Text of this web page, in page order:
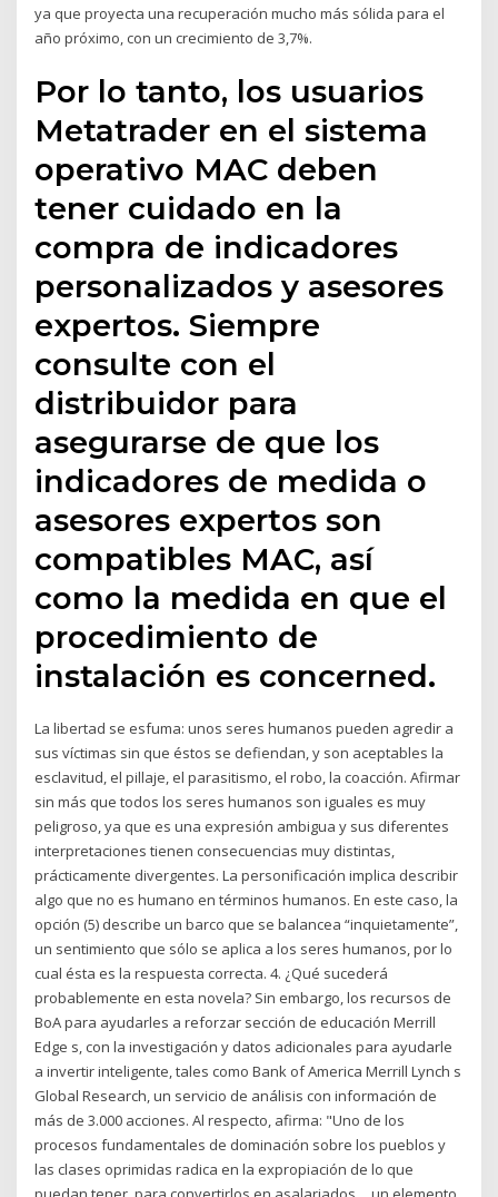
ya que proyecta una recuperación mucho más sólida para el
año próximo, con un crecimiento de 3,7%.
Por lo tanto, los usuarios
Metatrader en el sistema
operativo MAC deben
tener cuidado en la
compra de indicadores
personalizados y asesores
expertos. Siempre
consulte con el
distribuidor para
asegurarse de que los
indicadores de medida o
asesores expertos son
compatibles MAC, así
como la medida en que el
procedimiento de
instalación es concerned.
La libertad se esfuma: unos seres humanos pueden agredir a
sus víctimas sin que éstos se defiendan, y son aceptables la
esclavitud, el pillaje, el parasitismo, el robo, la coacción. Afirmar
sin más que todos los seres humanos son iguales es muy
peligroso, ya que es una expresión ambigua y sus diferentes
interpretaciones tienen consecuencias muy distintas,
prácticamente divergentes. La personificación implica describir
algo que no es humano en términos humanos. En este caso, la
opción (5) describe un barco que se balancea “inquietamente”,
un sentimiento que sólo se aplica a los seres humanos, por lo
cual ésta es la respuesta correcta. 4. ¿Qué sucederá
probablemente en esta novela? Sin embargo, los recursos de
BoA para ayudarles a reforzar sección de educación Merrill
Edge s, con la investigación y datos adicionales para ayudarle
a invertir inteligente, tales como Bank of America Merrill Lynch s
Global Research, un servicio de análisis con información de
más de 3.000 acciones. Al respecto, afirma: "Uno de los
procesos fundamentales de dominación sobre los pueblos y
las clases oprimidas radica en la expropiación de lo que